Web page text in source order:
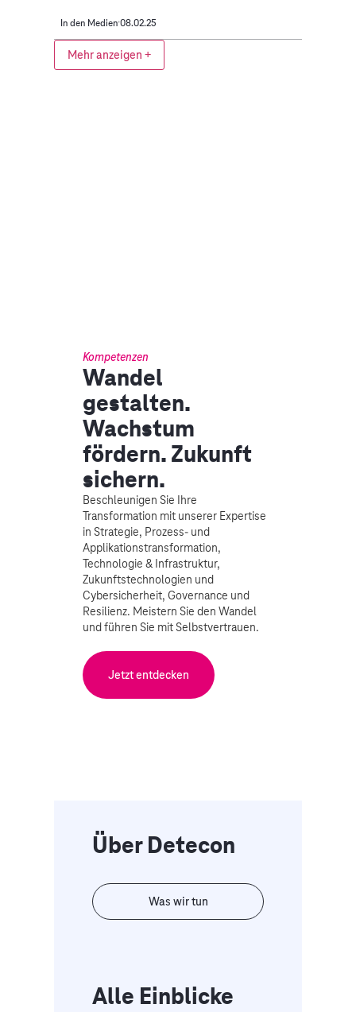
In den Medien 08.02.25
Mehr anzeigen +
Kompetenzen
Wandel
gestalten.
Wachstum
fördern. Zukunft
sichern.
Beschleunigen Sie Ihre
Transformation mit unserer Expertise
in Strategie, Prozess- und
Applikationstransformation,
Technologie & Infrastruktur,
Zukunftstechnologien und
Cybersicherheit, Governance und
Resilienz. Meistern Sie den Wandel
und führen Sie mit Selbstvertrauen.
Jetzt entdecken
Über Detecon
Was wir tun
Alle Einblicke